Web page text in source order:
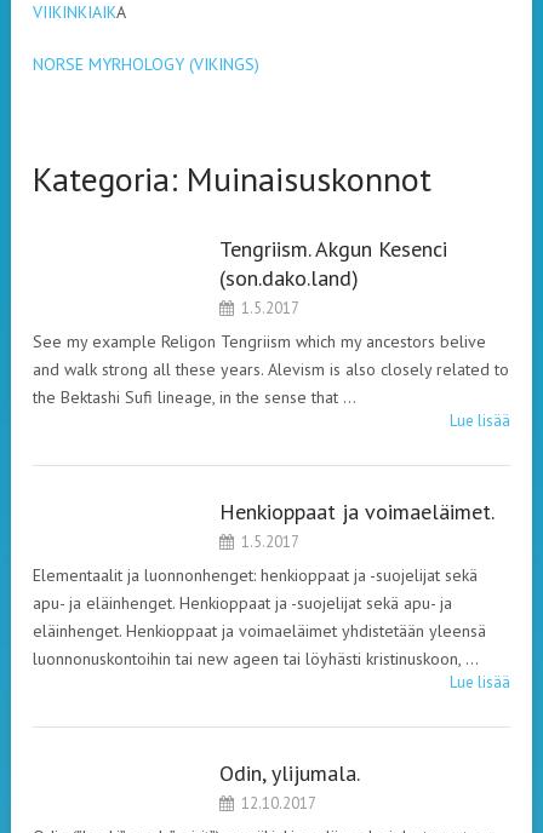
VIIKINKIAIKA
NORSE MYRHOLOGY (VIKINGS)
Kategoria: Muinaisuskonnot
Tengriism. Akgun Kesenci
(son.dako.land)
1.5.2017
See my example Religon Tengriism which my ancestors belive
and walk strong all these years. Alevism is also closely related to
the Bektashi Sufi lineage, in the sense that …
Lue lisää
Henkioppaat ja voimaeläimet.
1.5.2017
Elementaalit ja luonnonhenget: henkioppaat ja -suojelijat sekä
apu- ja eläinhenget. Henkioppaat ja -suojelijat sekä apu- ja
eläinhenget. Henkioppaat ja voimaeläimet yhdistetään yleensä
luonnonuskontoihin tai new ageen tai löyhästi kristinuskoon, …
Lue lisää
Odin, ylijumala.
12.10.2017